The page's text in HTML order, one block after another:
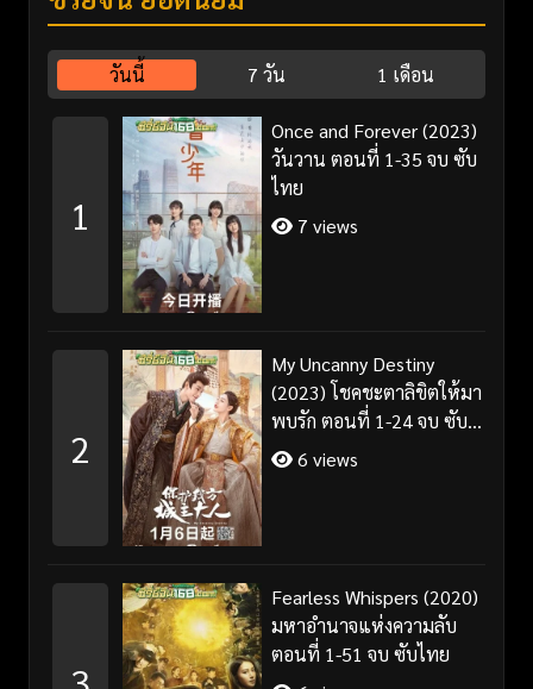
วันนี้ 7 วัน 1 เดือน
1
Once and Forever (2023)
วันวาน ตอนที่ 1-35 จบ ซับ
ไทย
7 views
2
My Uncanny Destiny
(2023) โชคชะตาลิขิตให้มา
พบรัก ตอนที่ 1-24 จบ ซับ
ไทย/พากย์ไทย
6 views
Fearless Whispers (2020)
มหาอำนาจแห่งความลับ
ตอนที่ 1-51 จบ ซับไทย